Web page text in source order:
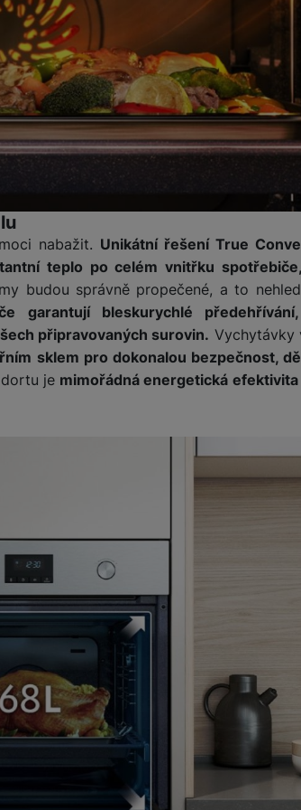
partneři, abychom vám mohli zobrazit
stran.
nabažit. Unikátní řešení True
teplo po celém vnitřku
budou správně propečené, a to
garantují bleskurychlé
připravovaných surovin. Vychytávky
sklem pro dokonalou bezpečnost,
je mimořádná energetická